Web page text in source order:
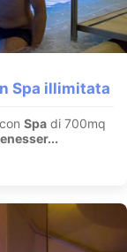
"
Spa illimitata
Spa di 700mq